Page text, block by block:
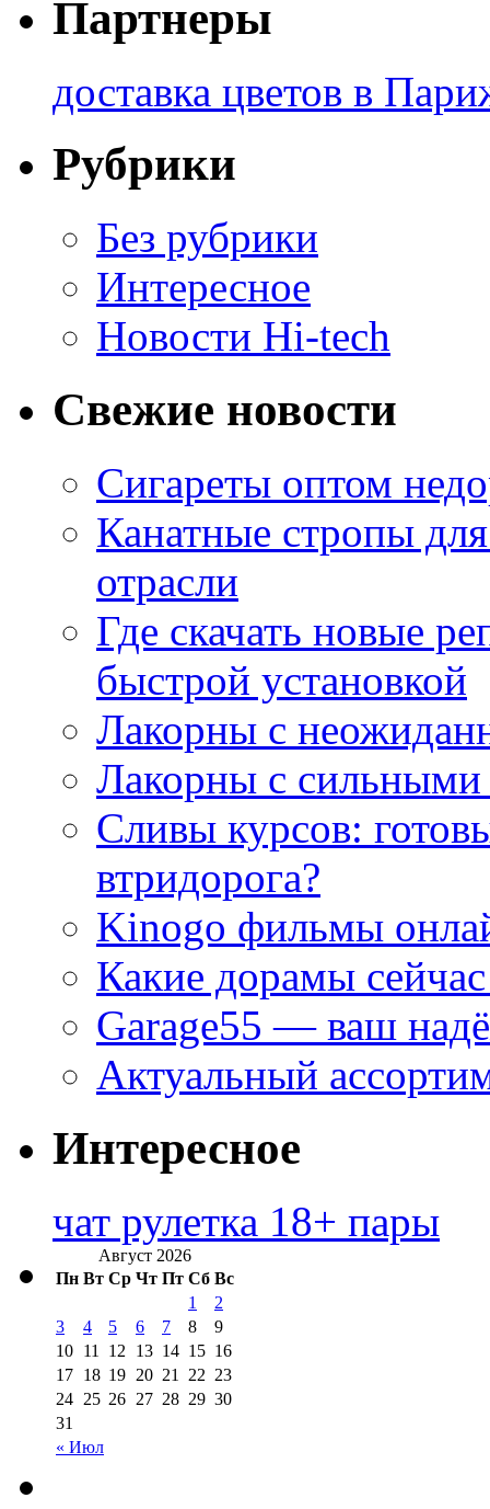
Партнеры
доставка цветов в
Рубрики
Без рубрики
Интересное
Новости Hi-tech
Свежие новости
Сигареты оптом
Канатные стропы
отрасли
Где скачать новые
быстрой установкой
Лакорны с
Лакорны с сильными
Сливы курсов:
втридорога?
Kinogo фильмы
Какие дорамы
Garage55 — ваш
Актуальный
Интересное
чат рулетка 18+ пары
Август 2026
Пн Вт Ср Чт Пт Сб Вс
« Июл
1
2
3
4 5 6 7 8
9
10 11 12 13 14 15 16
17 18 19 20 21 22 23
24 25 26 27 28 29 30
31